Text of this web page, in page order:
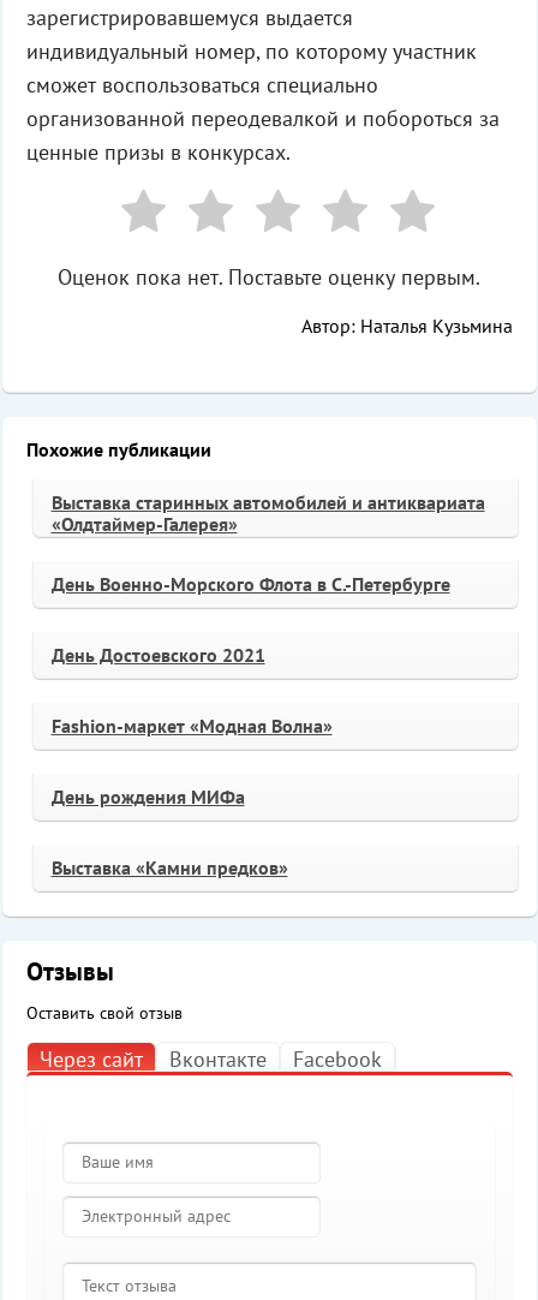
зарегистрировавшемуся выдается
индивидуальный номер, по которому участник
сможет воспользоваться специально
организованной переодевалкой и побороться за
ценные призы в конкурсах.
Оценок пока нет. Поставьте оценку первым.
Автор: Наталья Кузьмина
Похожие публикации
Выставка старинных автомобилей и антиквариата
«Олдтаймер-Галерея»
День Военно-Морского Флота в С.-Петербурге
День Достоевского 2021
Fashion-маркет «Модная Волна»
День рождения МИФа
Выставка «Камни предков»
Отзывы
Оставить свой отзыв
Через сайт Вконтакте Facebook